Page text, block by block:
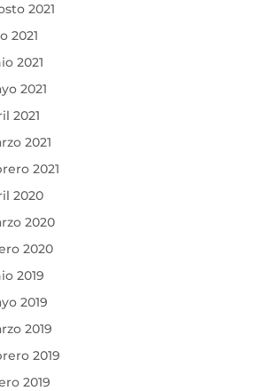
2021
2021
2021
2021
2021
2021
2021
2020
2020
2020
2019
2019
2019
2019
2019